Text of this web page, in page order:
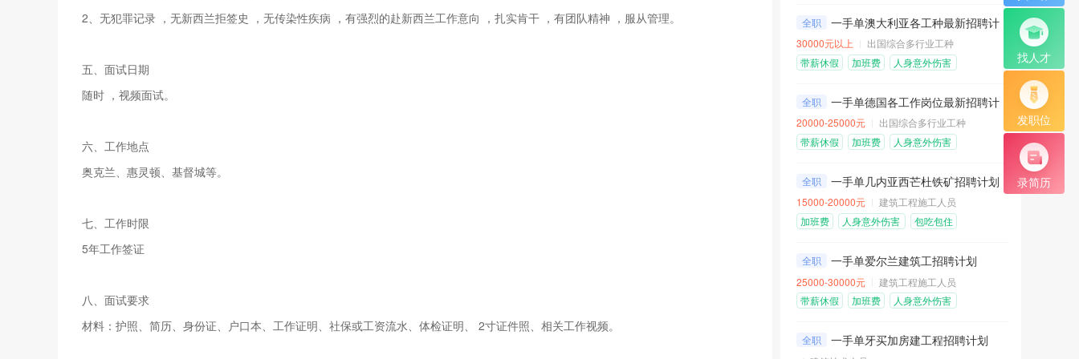
找人才
发职位
录简历
2、无犯罪记录 ，无新西兰拒签史 ，无传染性疾病 ，有强烈的赴新西兰工作意向 ，扎实肯干 ，有团队精神 ，服从管理。
五、面试日期
随时 ，视频面试。
六、工作地点
奥克兰、惠灵顿、基督城等。
七、工作时限
5年工作签证
八、面试要求
材料：护照、简历、身份证、户口本、工作证明、社保或工资流水、体检证明、 2寸证件照、相关工作视频。
全职
一手单澳大利亚各工种最新招聘计划
30000元以上
出国综合多行业工种
带薪休假
加班费
人身意外伤害
全职
一手单德国各工作岗位最新招聘计划
20000-25000元
出国综合多行业工种
带薪休假
加班费
人身意外伤害
全职
一手单几内亚西芒杜铁矿招聘计划
15000-20000元
建筑工程施工人员
加班费
人身意外伤害
包吃包住
全职
一手单爱尔兰建筑工招聘计划
25000-30000元
建筑工程施工人员
带薪休假
加班费
人身意外伤害
全职
一手单牙买加房建工程招聘计划